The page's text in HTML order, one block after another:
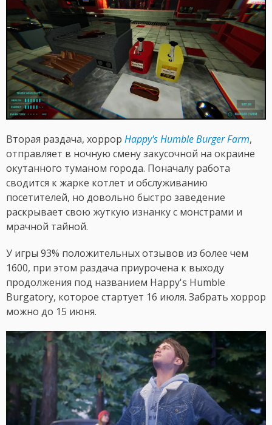
Вторая раздача, хоррор Happy's Humble Burger Farm,
отправляет в ночную смену закусочной на окраине
окутанного туманом города. Поначалу работа
сводится к жарке котлет и обслуживанию
посетителей, но довольно быстро заведение
раскрывает свою жуткую изнанку с монстрами и
мрачной тайной.
У игры 93% положительных отзывов из более чем
1600, при этом раздача приурочена к выходу
продолжения под названием Happy's Humble
Burgatory, которое стартует 16 июля. Забрать хоррор
можно до 15 июня.